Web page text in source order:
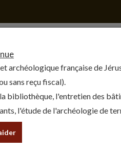
archéologique française de
sans reçu fiscal).
bibliothèque, l'entretien des
l'étude de l'archéologie de